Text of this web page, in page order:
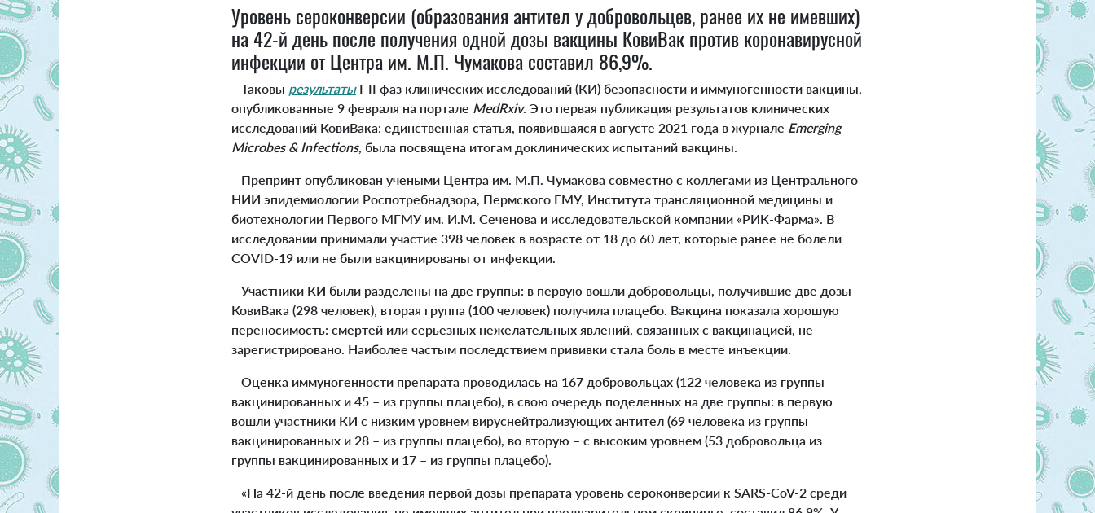
Уровень сероконверсии (образования антител у добровольцев, ранее их не имевших)
на 42-й день после получения одной дозы вакцины КовиВак против коронавирусной
инфекции от Центра им. М.П. Чумакова составил 86,9%.
Таковы результатыI-II фаз клинических исследований (КИ) безопасности и иммуногенности вакцины,
опубликованные 9 февраля на портале MedRxiv. Это первая публикация результатов клинических
исследований КовиВака: единственная статья, появившаяся в августе 2021 года в журнале Emerging
Microbes & Infections, была посвящена итогам доклинических испытаний вакцины.
Препринт опубликован учеными Центра им. М.П. Чумакова совместно с коллегами из Центрального
НИИ эпидемиологии Роспотребнадзора, Пермского ГМУ, Института трансляционной медицины и
биотехнологии Первого МГМУ им. И.М. Сеченова и исследовательской компании «РИК-Фарма». В
исследовании принимали участие 398 человек в возрасте от 18 до 60 лет, которые ранее не болели
COVID-19 или не были вакцинированы от инфекции.
Участники КИ были разделены на две группы: в первую вошли добровольцы, получившие две дозы
КовиВака (298 человек), вторая группа (100 человек) получила плацебо. Вакцина показала хорошую
переносимость: смертей или серьезных нежелательных явлений, связанных с вакцинацией, не
зарегистрировано. Наиболее частым последствием прививки стала боль в месте инъекции.
Оценка иммуногенности препарата проводилась на 167 добровольцах (122 человека из группы
вакцинированных и 45 – из группы плацебо), в свою очередь поделенных на две группы: в первую
вошли участники КИ с низким уровнем вируснейтрализующих антител (69 человека из группы
вакцинированных и 28 – из группы плацебо), во вторую – с высоким уровнем (53 добровольца из
группы вакцинированных и 17 – из группы плацебо).
«На 42-й день после введения первой дозы препарата уровень сероконверсии к SARS-CoV-2 среди